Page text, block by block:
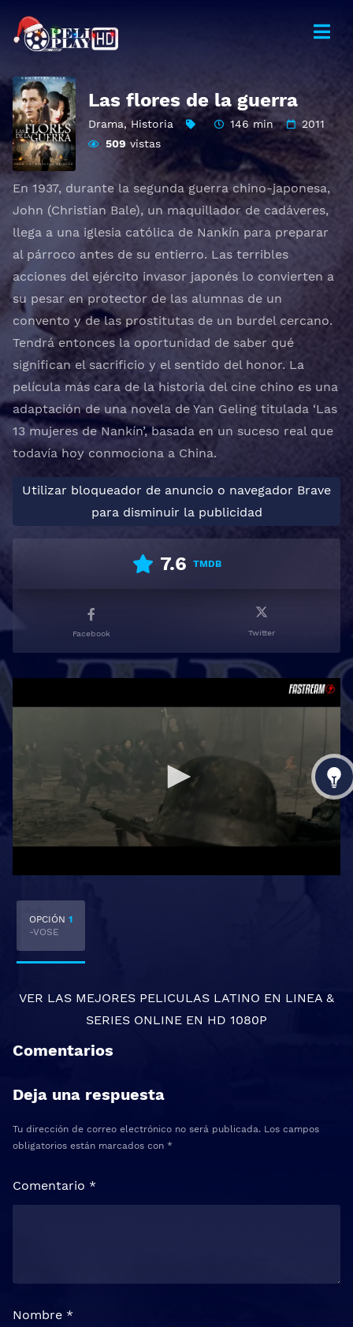
Las flores de la guerra
Drama,Historia 146 min
2011
509 vistas
En 1937, durante la segunda guerra chino-japonesa,
John (Christian Bale), un maquillador de cadáveres,
llega a una iglesia católica de Nankín para preparar
al párroco antes de su entierro. Las terribles
acciones del ejército invasor japonés lo convierten a
su pesar en protector de las alumnas de un
convento y de las prostitutas de un burdel cercano.
Tendrá entonces la oportunidad de saber qué
significan el sacrificio y el sentido del honor. La
película más cara de la historia del cine chino es una
adaptación de una novela de Yan Geling titulada ‘Las
13 mujeres de Nankín’, basada en un suceso real que
todavía hoy conmociona a China.
Utilizar bloqueador de anuncio o navegador Brave
para disminuir la publicidad
7.6 TMDB
Facebook Twitter
OPCIÓN 1
-VOSE
VER LAS MEJORES PELICULAS LATINO EN LINEA &
SERIES ONLINE EN HD 1080P
Comentarios
Deja una respuesta
Tu dirección de correo electrónico no será publicada. Los campos
obligatorios están marcados con *
Comentario *
Nombre *